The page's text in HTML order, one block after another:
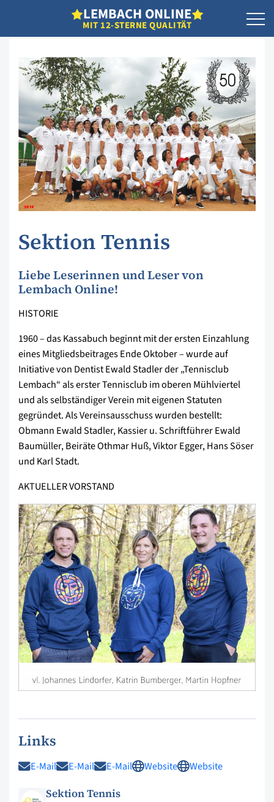
LEMBACH ONLINE
MIT 12-STERNE QUALITÄT
Sektion Tennis
Liebe Leserinnen und Leser von
Lembach Online!
HISTORIE
1960 – das Kassabuch beginnt mit der ersten Einzahlung
eines Mitgliedsbeitrages Ende Oktober – wurde auf
Initiative von Dentist Ewald Stadler der „Tennisclub
Lembach“ als erster Tennisclub im oberen Mühlviertel
und als selbständiger Verein mit eigenen Statuten
gegründet. Als Vereinsausschuss wurden bestellt:
Obmann Ewald Stadler, Kassier u. Schriftführer Ewald
Baumüller, Beiräte Othmar Huß, Viktor Egger, Hans Söser
und Karl Stadt.
AKTUELLER VORSTAND
Links
E-Mail E-Mail E-Mail Website Website
Sektion Tennis